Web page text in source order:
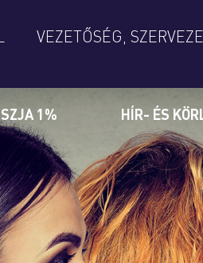
VEZETŐSÉG,
SZJA 1% HÍR- ÉS